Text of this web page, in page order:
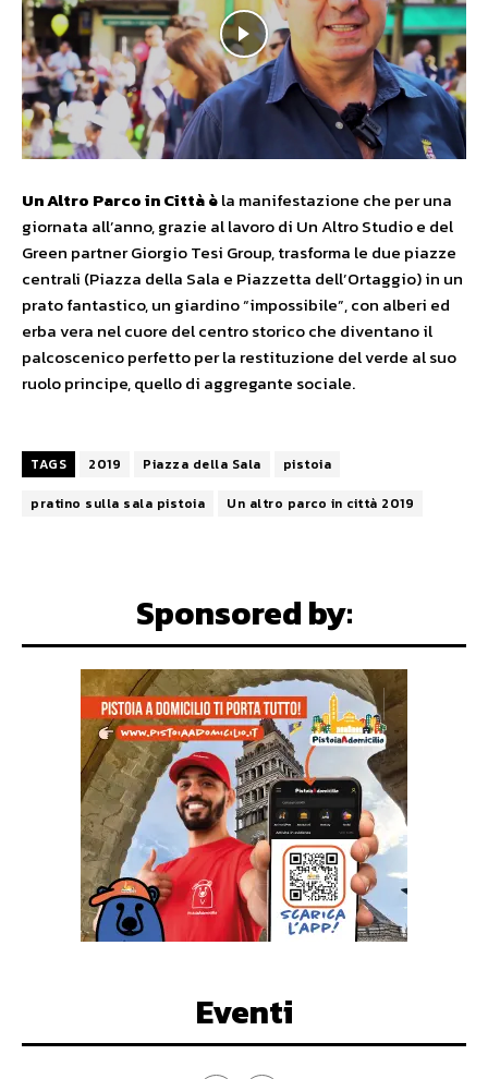
Un Altro Parco in Città èla manifestazione che per una
giornata all’anno, grazie al lavoro di Un Altro Studio e del
Green partner Giorgio Tesi Group, trasforma le due piazze
centrali (Piazza della Sala e Piazzetta dell’Ortaggio) in un
prato fantastico, un giardino “impossibile”, con alberi ed
erba vera nel cuore del centro storico che diventano il
palcoscenico perfetto per la restituzione del verde al suo
ruolo principe, quello di aggregante sociale.
TAGS 2019 Piazza della Sala
pistoia
pratino sulla sala pistoia
Un altro parco in città 2019
Sponsored by:
Eventi